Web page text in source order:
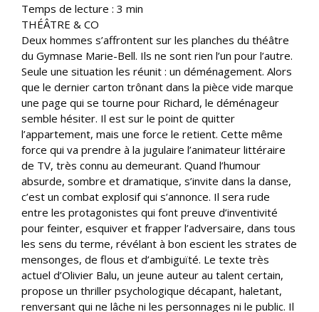
Temps de lecture : 3 min
THÉÂTRE & CO
Deux hommes s’affrontent sur les planches du théâtre
du Gymnase Marie-Bell. Ils ne sont rien l’un pour l’autre.
Seule une situation les réunit : un déménagement. Alors
que le dernier carton trônant dans la pièce vide marque
une page qui se tourne pour Richard, le déménageur
semble hésiter. Il est sur le point de quitter
l’appartement, mais une force le retient. Cette même
force qui va prendre à la jugulaire l’animateur littéraire
de TV, très connu au demeurant. Quand l’humour
absurde, sombre et dramatique, s’invite dans la danse,
c’est un combat explosif qui s’annonce. Il sera rude
entre les protagonistes qui font preuve d’inventivité
pour feinter, esquiver et frapper l’adversaire, dans tous
les sens du terme, révélant à bon escient les strates de
mensonges, de flous et d’ambiguïté. Le texte très
actuel d’Olivier Balu, un jeune auteur au talent certain,
propose un thriller psychologique décapant, haletant,
renversant qui ne lâche ni les personnages ni le public. Il